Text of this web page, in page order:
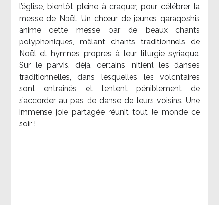
l’église, bientôt pleine à craquer, pour célébrer la
messe de Noël. Un chœur de jeunes qaraqoshis
anime cette messe par de beaux chants
polyphoniques, mêlant chants traditionnels de
Noël et hymnes propres à leur liturgie syriaque.
Sur le parvis, déjà, certains initient les danses
traditionnelles, dans lesquelles les volontaires
sont entraînés et tentent péniblement de
s’accorder au pas de danse de leurs voisins. Une
immense joie partagée réunit tout le monde ce
soir !